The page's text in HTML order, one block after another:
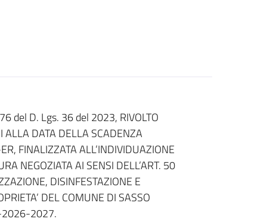
del D. Lgs. 36 del 2023, RIVOLTO
ALLA DATA DELLA SCADENZA
FINALIZZATA ALL’INDIVIDUAZIONE
NEGOZIATA AI SENSI DELL’ART. 50
DISINFESTAZIONE E
DEL COMUNE DI SASSO
2026-2027.